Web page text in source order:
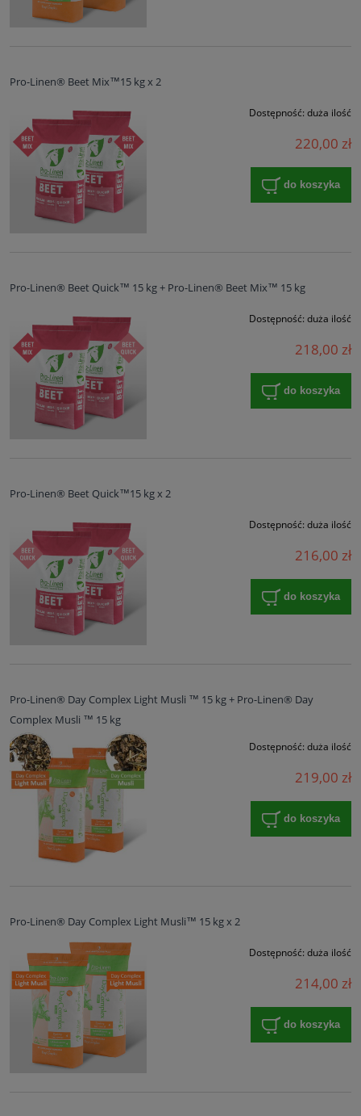
Pro-Linen® Beet Mix™15 kg x 2
Dostępność: duża ilość
220,00 zł
do koszyka
Pro-Linen® Beet Quick™ 15 kg + Pro-Linen® Beet Mix™ 15 kg
Dostępność: duża ilość
218,00 zł
do koszyka
Pro-Linen® Beet Quick™15 kg x 2
Dostępność: duża ilość
216,00 zł
do koszyka
Pro-Linen® Day Complex Light Musli ™ 15 kg + Pro-Linen® Day
Complex Musli ™ 15 kg
Dostępność: duża ilość
219,00 zł
do koszyka
Pro-Linen® Day Complex Light Musli™ 15 kg x 2
Dostępność: duża ilość
214,00 zł
do koszyka